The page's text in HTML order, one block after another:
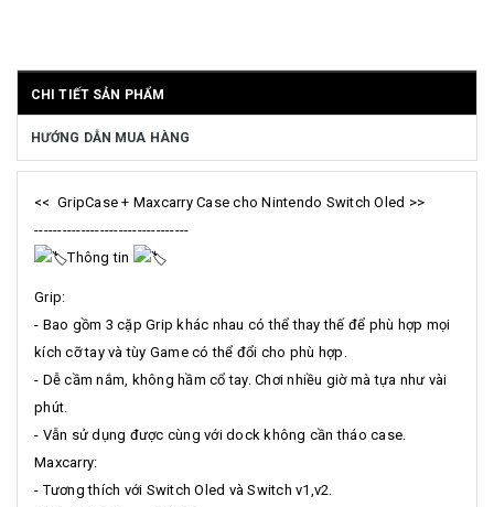
CHI TIẾT SẢN PHẨM
HƯỚNG DẪN MUA HÀNG
<< GripCase + Maxcarry Case cho Nintendo Switch Oled >>
---------------------------------
Thông tin
Grip:
- Bao gồm 3 cặp Grip khác nhau có thể thay thế để phù hợp mọi
kích cỡ tay và tùy Game có thể đổi cho phù hợp.
- Dễ cầm nắm, không hầm cổ tay. Chơi nhiều giờ mà tựa như vài
phút.
- Vẫn sử dụng được cùng với dock không cần tháo case.
Maxcarry:
- Tương thích với Switch Oled và Switch v1,v2.